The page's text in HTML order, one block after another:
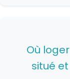
Où
situé